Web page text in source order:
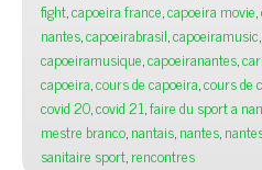
fight,capoeira france,capoeira movie,
nantes,capoeirabrasil,capoeiramusic,
capoeiramusique,capoeiranantes,
capoeira,cours de capoeira,cours de
covid 20,covid 21,faire du sport a
mestre branco,nantais,nantes,
sanitaire sport,rencontres